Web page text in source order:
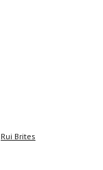
Rui Brites